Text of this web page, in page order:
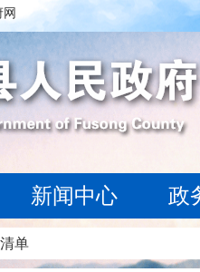
新闻中心 政
单